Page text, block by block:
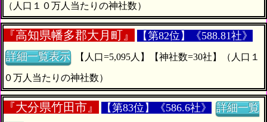
（人口１０万人当たりの神社数）
『高知県幡多郡大月町』
【第82位】《588.81社》
詳細一覧表示
０万人当たりの神社数）
『大分県竹田市』 【第83位】《586.6社》
詳細一覧